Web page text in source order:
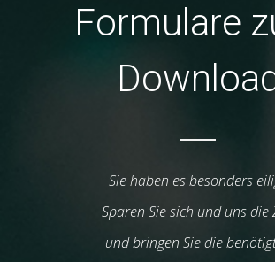
Formulare
Download
Sie haben es besonders
Sparen Sie sich und uns die
und bringen Sie die